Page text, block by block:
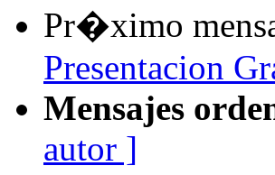
Pr�ximo
Presentacion
Mensajes
autor ]